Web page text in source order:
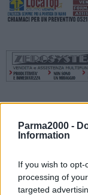
Parma2000 -
Information
If you wish to
processing of
targeted
compreso tra la
nell’ambito di un